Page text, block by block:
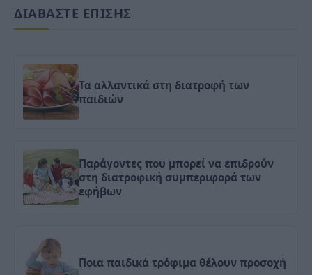
ΔΙΑΒΑΣΤΕ ΕΠΙΣΗΣ
Τα αλλαντικά στη διατροφή των
παιδιών
Παράγοντες που μπορεί να επιδρούν
στη διατροφική συμπεριφορά των
εφήβων
Ποια παιδικά τρόφιμα θέλουν προσοχή